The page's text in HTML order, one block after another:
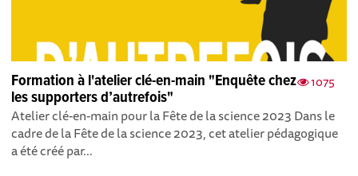
1075
Formation à l'atelier clé-en-main "Enquête chez
les supporters d’autrefois"
Atelier clé-en-main pour la Fête de la science 2023 Dans le
cadre de la Fête de la science 2023 , cet atelier pédagogique
a été créé par...